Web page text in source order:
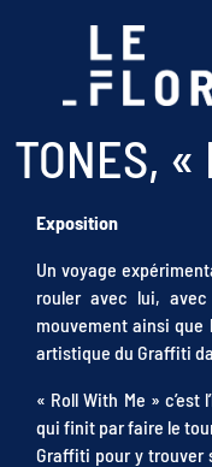
TONES, «
Exposition
Un voyage
rouler avec lui,
mouvement ainsi
artistique du Graffiti
« Roll With Me »
qui finit par faire le
Graffiti pour y trouver